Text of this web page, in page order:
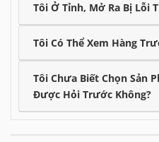
Tôi Ở Tỉnh, Mở Ra Bị Lỗi
Tôi Có Thể Xem Hàng
Tôi Chưa Biết Chọn Sản
Được Hỏi Trước Không?